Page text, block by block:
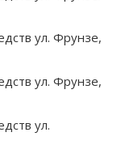
ул. Фрунзе,
ул. Фрунзе,
ул.